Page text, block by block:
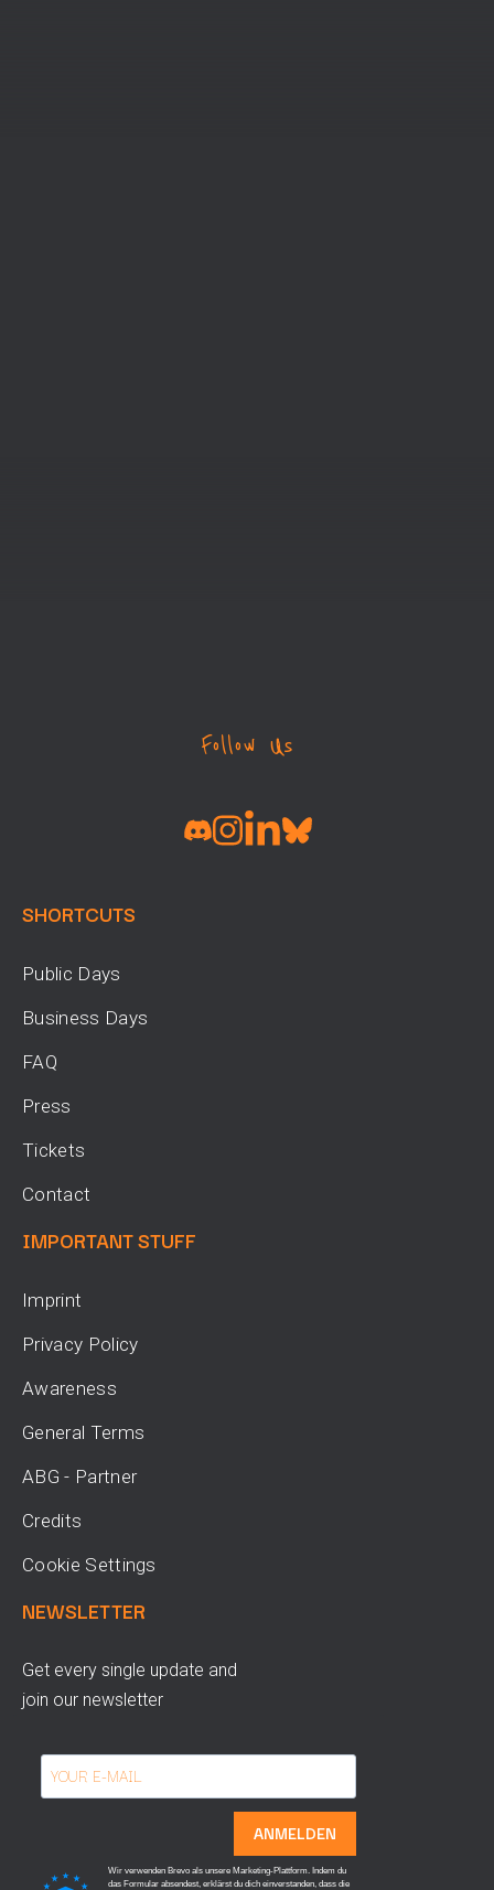
Follow Us
SHORTCUTS
Public Days
Business Days
FAQ
Press
Tickets
Contact
IMPORTANT STUFF
Imprint
Privacy Policy
Awareness
General Terms
ABG - Partner
Credits
Cookie Settings
NEWSLETTER
Get every single update and
join our newsletter
ANMELDEN
Wir verwenden Brevo als unsere Marketing-Plattform. Indem du
das Formular absendest, erklärst du dich einverstanden, dass die